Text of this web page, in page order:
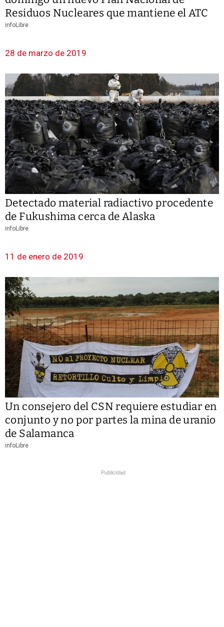
Residuos Nucleares que mantiene el ATC
infoLibre
28 de marzo de 2019
Detectado material radiactivo procedente
de Fukushima cerca de Alaska
infoLibre
11 de enero de 2019
Un consejero del CSN requiere estudiar en
conjunto y no por partes la mina de uranio
de Salamanca
infoLibre
Publicidad